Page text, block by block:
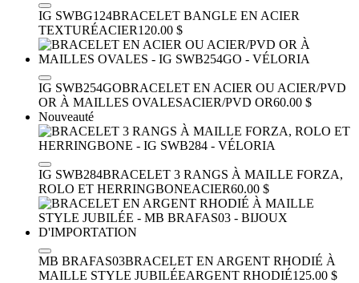
IG SWBG124BRACELET BANGLE EN ACIER
TEXTURÉACIER120.00 $
IG SWB254GOBRACELET EN ACIER OU ACIER/PVD
OR À MAILLES OVALESACIER/PVD OR60.00 $
Nouveauté
IG SWB284BRACELET 3 RANGS À MAILLE FORZA,
ROLO ET HERRINGBONEACIER60.00 $
MB BRAFAS03BRACELET EN ARGENT RHODIÉ À
MAILLE STYLE JUBILÉEARGENT RHODIÉ125.00 $